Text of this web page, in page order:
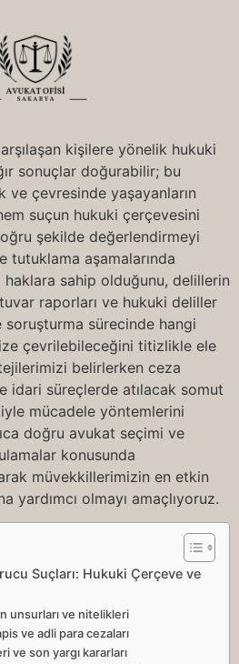
kişilere yönelik hukuki
sonuçlar doğurabilir; bu
ve çevresinde yaşayanların
suçun hukuki çerçevesini
şekilde değerlendirmeyi
tutuklama aşamalarında
sahip olduğunu, delillerin
raporları ve hukuki deliller
sürecinde hangi
çevrilebileceğini titizlikle ele
belirlerken ceza
idari süreçlerde atılacak somut
mücadele yöntemlerini
doğru avukat seçimi ve
konusunda
müvekkillerimizin en etkin
yardımcı olmayı amaçlıyoruz.
Suçları: Hukuki Çerçeve ve
unsurları ve nitelikleri
ve adli para cezaları
ve son yargı kararları